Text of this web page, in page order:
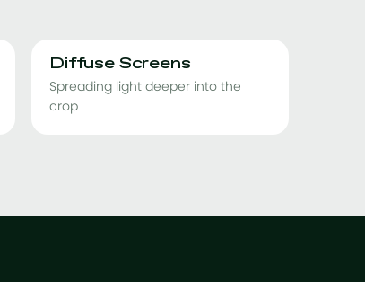
Diffuse Screens
Spreading light deeper into the
crop